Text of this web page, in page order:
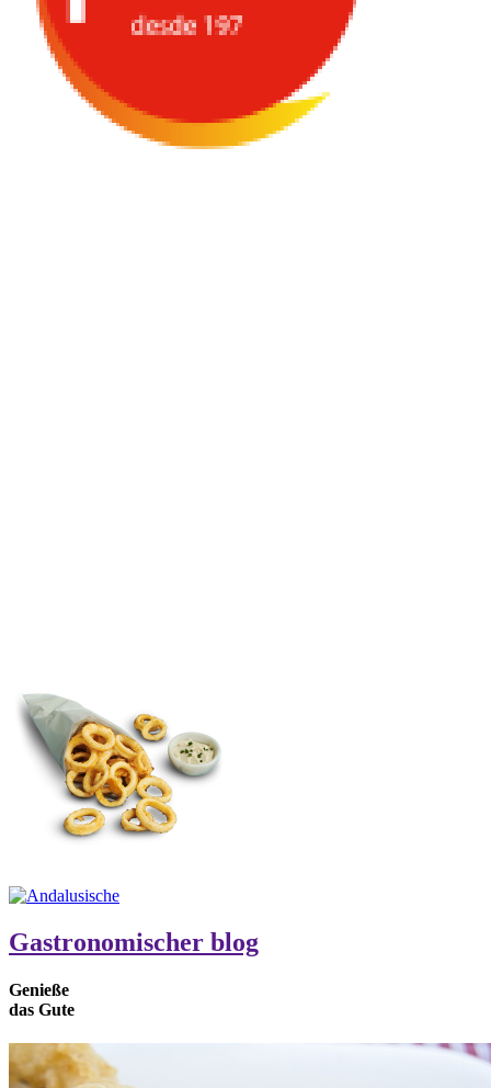
Gastronomischer blog
Genieße
das Gute